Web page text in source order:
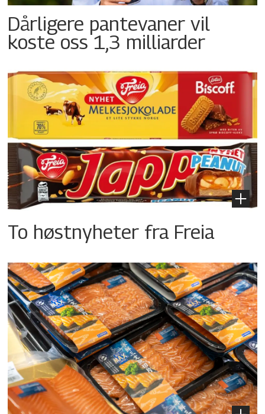
Dårligere pantevaner vil
koste oss 1,3 milliarder
To høstnyheter fra Freia